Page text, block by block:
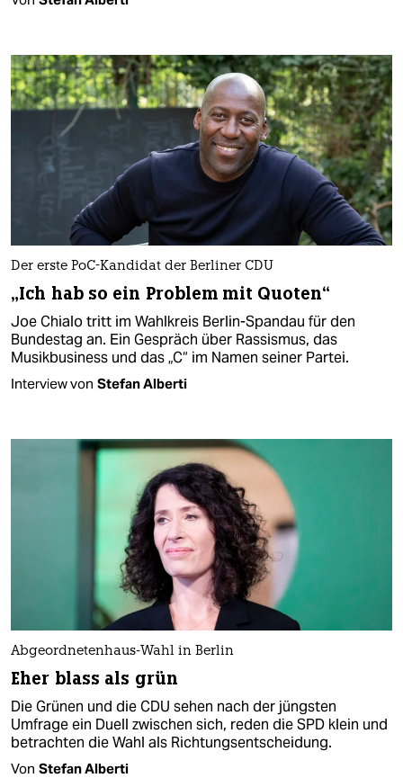
Der erste PoC-Kandidat der Berliner CDU
„Ich hab so ein Problem mit Quoten“
Joe Chialo tritt im Wahlkreis Berlin-Spandau für den
Bundestag an. Ein Gespräch über Rassismus, das
Musikbusiness und das „C“ im Namen seiner Partei.
Interview von Stefan Alberti
Abgeordnetenhaus-Wahl in Berlin
Eher blass als grün
Die Grünen und die CDU sehen nach der jüngsten
Umfrage ein Duell zwischen sich, reden die SPD klein und
betrachten die Wahl als Richtungsentscheidung.
Von Stefan Alberti